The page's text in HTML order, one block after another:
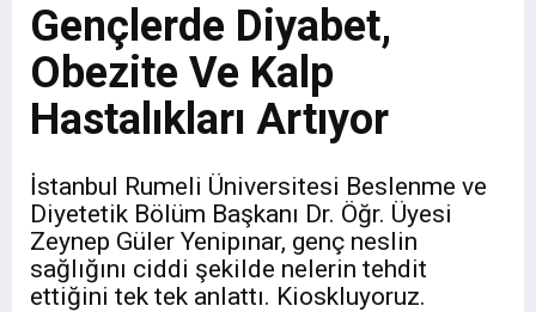
Gençlerde Diyabet,
Obezite Ve Kalp
Hastalıkları Artıyor
İstanbul Rumeli Üniversitesi Beslenme ve
Diyetetik Bölüm Başkanı Dr. Öğr. Üyesi
Zeynep Güler Yenipınar, genç neslin
sağlığını ciddi şekilde nelerin tehdit
ettiğini tek tek anlattı. Kioskluyoruz.